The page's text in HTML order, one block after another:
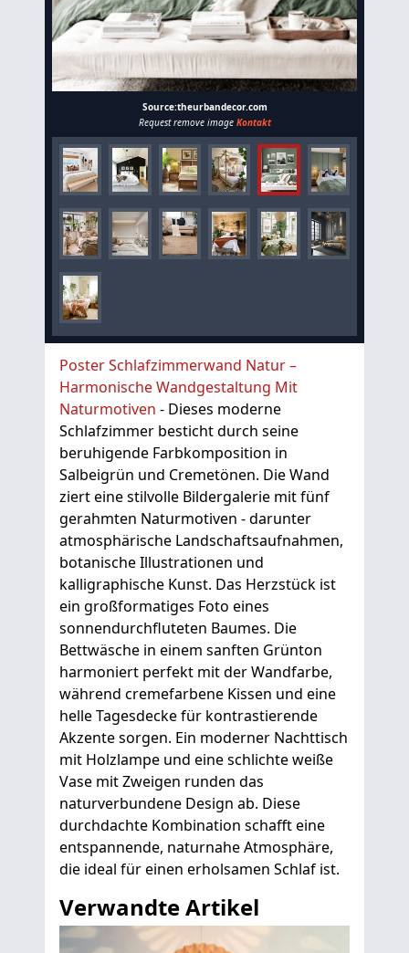
Source:theurbandecor.com
Request remove image Kontakt
Poster Schlafzimmerwand Natur –
Harmonische Wandgestaltung Mit
Naturmotiven - Dieses moderne
Schlafzimmer besticht durch seine
beruhigende Farbkomposition in
Salbeigrün und Cremetönen. Die Wand
ziert eine stilvolle Bildergalerie mit fünf
gerahmten Naturmotiven - darunter
atmosphärische Landschaftsaufnahmen,
botanische Illustrationen und
kalligraphische Kunst. Das Herzstück ist
ein großformatiges Foto eines
sonnendurchfluteten Baumes. Die
Bettwäsche in einem sanften Grünton
harmoniert perfekt mit der Wandfarbe,
während cremefarbene Kissen und eine
helle Tagesdecke für kontrastierende
Akzente sorgen. Ein moderner Nachttisch
mit Holzlampe und eine schlichte weiße
Vase mit Zweigen runden das
naturverbundene Design ab. Diese
durchdachte Kombination schafft eine
entspannende, naturnahe Atmosphäre,
die ideal für einen erholsamen Schlaf ist.
Verwandte Artikel